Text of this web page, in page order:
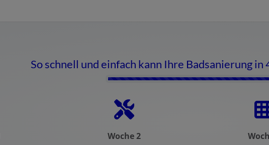
So schnell und einfach kann Ihre Badsanierung in
Woche 2